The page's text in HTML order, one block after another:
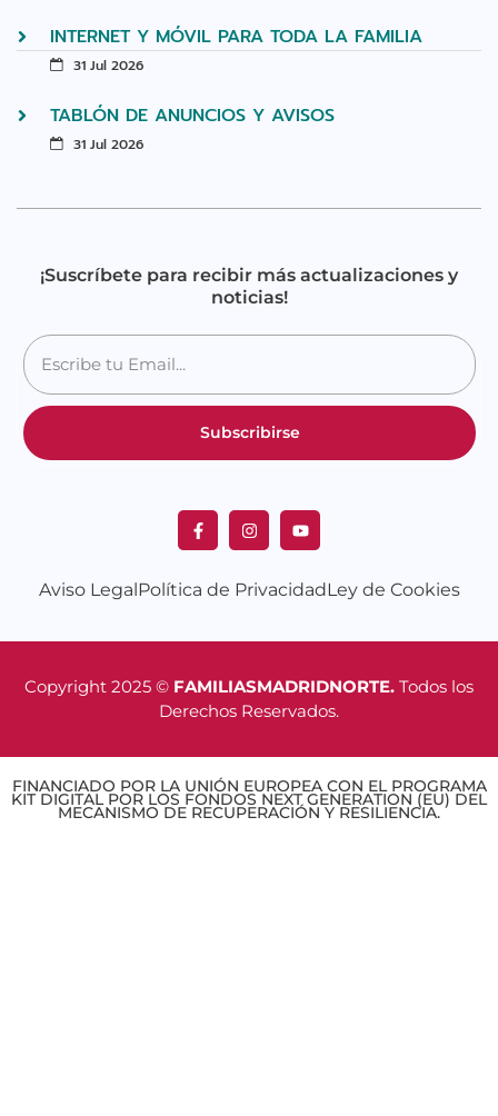
INTERNET Y MÓVIL PARA TODA LA FAMILIA
31 Jul 2026
TABLÓN DE ANUNCIOS Y AVISOS
31 Jul 2026
¡Suscríbete para recibir más actualizaciones y
noticias!
Subscribirse
Aviso LegalPolítica de PrivacidadLey de Cookies
Copyright 2025 © FAMILIASMADRIDNORTE. Todos los
Derechos Reservados.
FINANCIADO POR LA UNIÓN EUROPEA CON EL PROGRAMA
KIT DIGITAL POR LOS FONDOS NEXT GENERATION (EU) DEL
MECANISMO DE RECUPERACIÓN Y RESILIENCIA.